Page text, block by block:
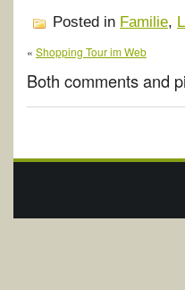
Posted in Familie,
« Shopping Tour im Web
Both comments and